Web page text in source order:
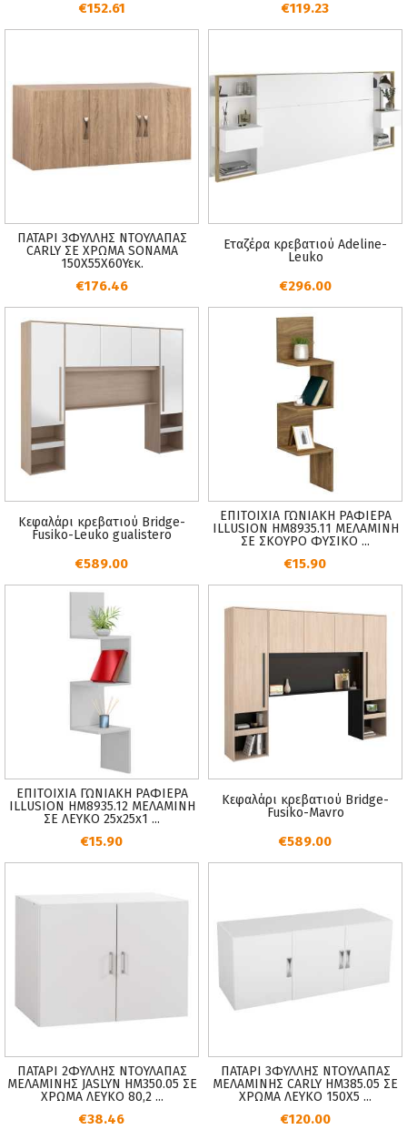
€152.61 €119.23
ΠΑΤΑΡΙ 3ΦΥΛΛΗΣ ΝΤΟΥΛΑΠΑΣ
CARLY ΣΕ ΧΡΩΜΑ SONAMA
150X55Χ60Υεκ.
€176.46
Εταζέρα κρεβατιού Adeline-
Leuko
€296.00
Κεφαλάρι κρεβατιού Bridge-
Fusiko-Leuko gualistero
€589.00
ΕΠΙΤΟΙΧΙΑ ΓΩΝΙΑΚΗ ΡΑΦΙΕΡΑ
ILLUSION HM8935.11 ΜΕΛΑΜΙΝΗ
ΣΕ ΣΚΟΥΡΟ ΦΥΣΙΚΟ ...
€15.90
ΕΠΙΤΟΙΧΙΑ ΓΩΝΙΑΚΗ ΡΑΦΙΕΡΑ
ILLUSION HM8935.12 ΜΕΛΑΜΙΝΗ
ΣΕ ΛΕΥΚΟ 25x25x1 ...
€15.90
Κεφαλάρι κρεβατιού Bridge-
Fusiko-Mavro
€589.00
ΠΑΤΑΡΙ 2ΦΥΛΛΗΣ ΝΤΟΥΛΑΠΑΣ
ΜΕΛΑΜΙΝΗΣ JASLYN HM350.05 ΣΕ
ΧΡΩΜΑ ΛΕΥΚΟ 80,2 ...
€38.46
ΠΑΤΑΡΙ 3ΦΥΛΛΗΣ ΝΤΟΥΛΑΠΑΣ
ΜΕΛΑΜΙΝΗΣ CARLY HM385.05 ΣΕ
ΧΡΩΜΑ ΛΕΥΚΟ 150X5 ...
€120.00